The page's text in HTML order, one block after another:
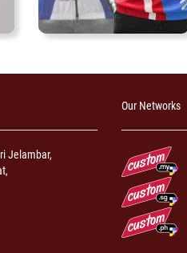
Jelambar,
Our Networks